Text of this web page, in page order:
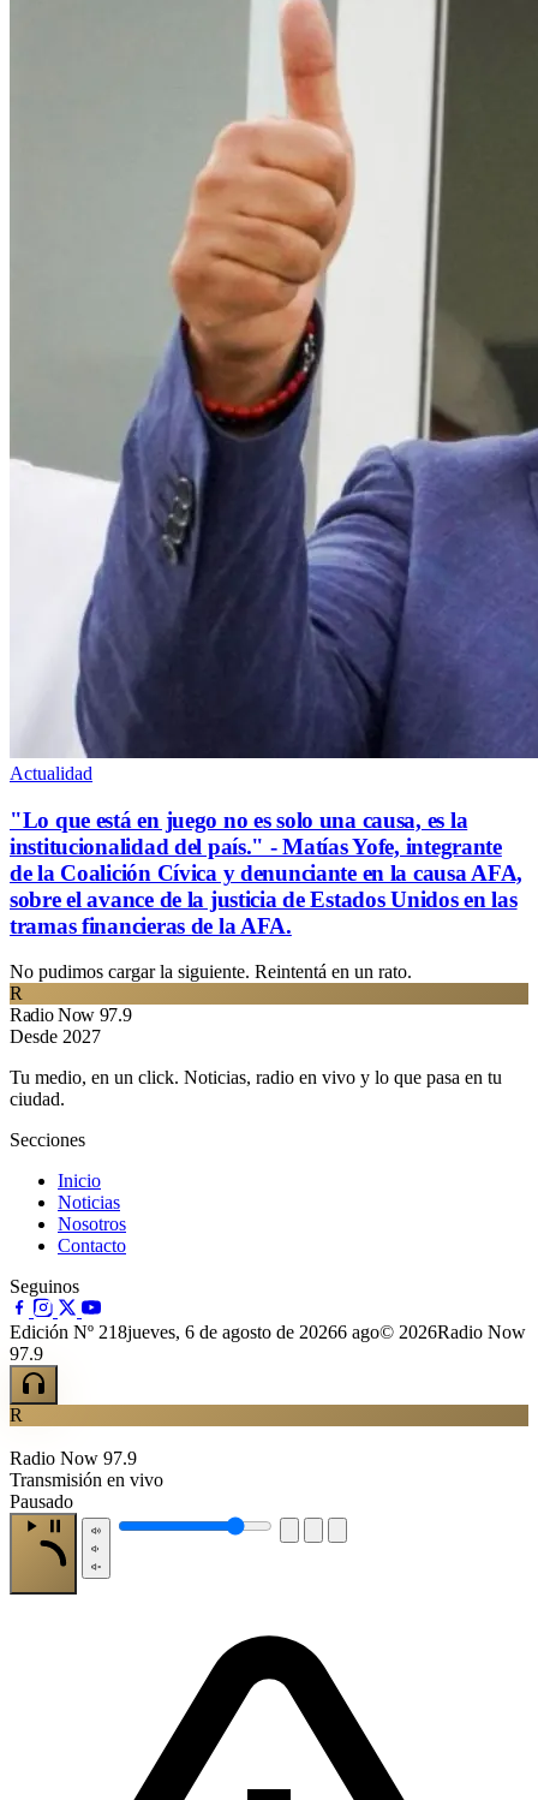
Actualidad
"Lo que está en juego no es solo una causa, es la
institucionalidad del país." - Matías Yofe, integrante
de la Coalición Cívica y denunciante en la causa AFA,
sobre el avance de la justicia de Estados Unidos en las
tramas financieras de la AFA.
No pudimos cargar la siguiente. Reintentá en un rato.
R
Radio Now 97.9
Desde 2027
Tu medio, en un click. Noticias, radio en vivo y lo que pasa en tu
ciudad.
Secciones
Inicio
Noticias
Nosotros
Contacto
Seguinos
Edición Nº 218jueves, 6 de agosto de 20266 ago© 2026Radio Now
97.9
R
Radio Now 97.9
Transmisión en vivo
Pausado